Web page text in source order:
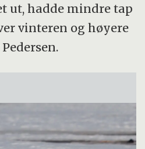
ut, hadde mindre tap
vinteren og høyere